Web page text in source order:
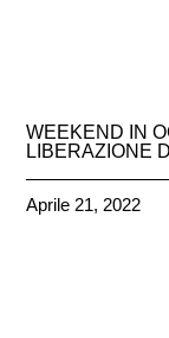
WEEKEND IN
LIBERAZIONE
Aprile 21, 2022